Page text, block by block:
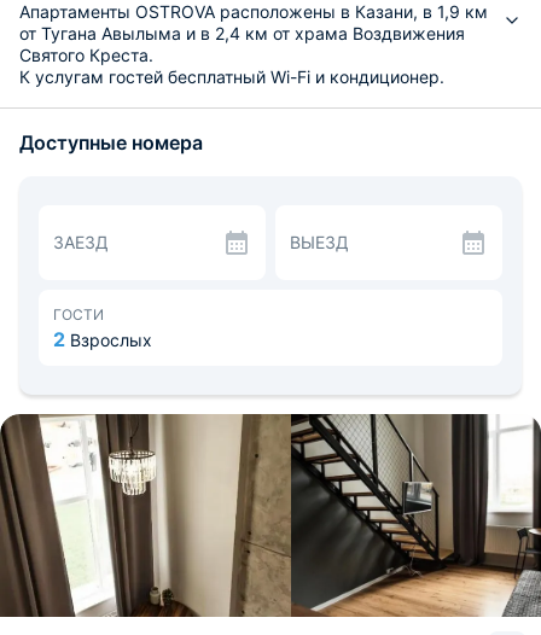
Апартаменты OSTROVA расположены в Казани, в 1,9 км
от Тугана Авылыма и в 2,4 км от храма Воздвижения
Святого Креста.
К услугам гостей бесплатный Wi-Fi и кондиционер.
км, а до Казанского федерального университета — 3,6
с микроволновой печью и холодильником, стиральная
машина и 1 ванная комната с душем.
Расстояние от апартаментов «Острова» до
международного аэропорта Казани составляет 20 км.
Доступные номера
ЗАЕЗД ВЫЕЗД
ГОСТИ
2 Взрослых